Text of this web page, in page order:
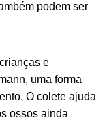
podem ser
e
uma forma
O colete ajuda
ossos ainda